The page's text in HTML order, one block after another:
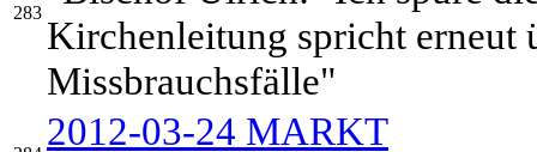
283
Kirchenleitung spricht erneut
Missbrauchsfälle"
2012-03-24 MARKT